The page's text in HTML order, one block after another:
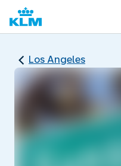
Los Angeles